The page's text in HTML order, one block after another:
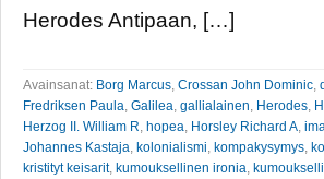
Herodes Antipaan, […]
Avainsanat: Borg Marcus Crossan John Dominic
Fredriksen Paula Galilea gallialainen Herodes
Herzog II. William R hopea Horsley Richard A
Johannes Kastaja kolonialismi kompakysymys
kristityt keisarit, kumouksellinen ironia